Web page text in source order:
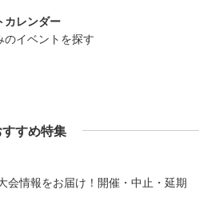
カレンダー
のイベントを探す
すすめ特集
会情報をお届け！開催・中止・延期